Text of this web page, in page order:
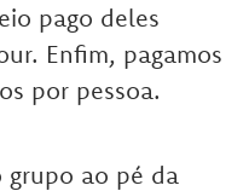
pago deles
Enfim, pagamos
por pessoa.
grupo ao pé da